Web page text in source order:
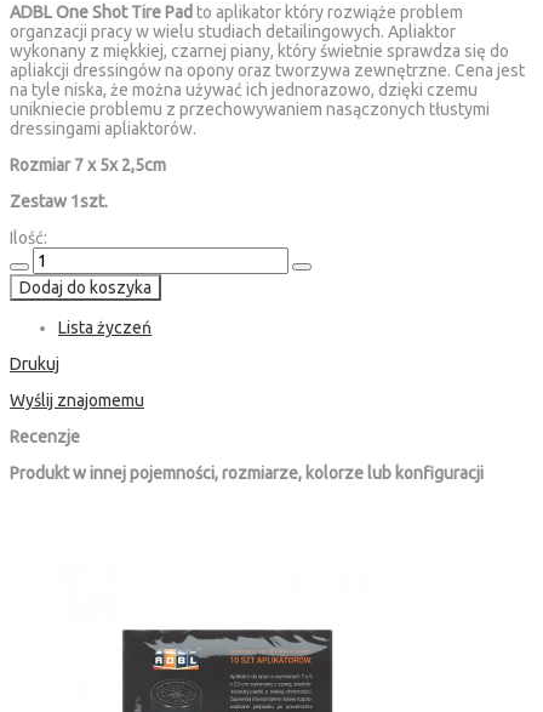
ADBL One Shot Tire Pad to aplikator który rozwiąże problem
organzacji pracy w wielu studiach detailingowych. Apliaktor
wykonany z miękkiej, czarnej piany, który świetnie sprawdza się do
apliakcji dressingów na opony oraz tworzywa zewnętrzne. Cena jest
na tyle niska, że można używać ich jednorazowo, dzięki czemu
unikniecie problemu z przechowywaniem nasączonych tłustymi
dressingami apliaktorów.
Rozmiar 7 x 5x 2,5cm
Zestaw 1szt.
Ilość:
Dodaj do koszyka
Lista życzeń
Drukuj
Wyślij znajomemu
Recenzje
Produkt w innej pojemności, rozmiarze, kolorze lub konfiguracji